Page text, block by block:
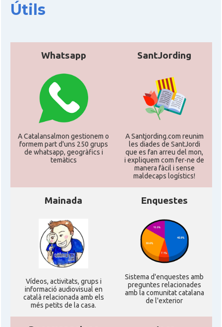
CAMON Catalans a VIRGINIA
CAMON Catalans a WASHINGTON DC
CAMON Catalans a WISCONSIN
CAMON Catalans a WYOMING
American Institute for Catalan
Studies (AICS)
Casal Català de Minnesota
Casal Casal Català del Nord de Califòrnia
Casal dels Països Catalans a
Califòrnia
Casal Catalan Institute of America
Útils
Whatsapp
A Catalansalmon gestionem o
formem part d'uns 250 grups
de whatsapp, geogràfics i
temàtics
SantJording
A Santjording.com reunim
les diades de SantJordi
que es fan arreu del mon,
i expliquem com fer-ne de
manera fàcil i sense
maldecaps logí­stics!
Mainada
Ví­deos, activitats, grups i
informació audiovisual en
català relacionada amb els
més petits de la casa.
Enquestes
Sistema d'enquestes amb
preguntes relacionades
amb la comunitat catalana
de l'exterior